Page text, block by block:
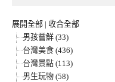
展開全部 | 收合全部
男孩嘗鮮 (33)
台灣美食 (436)
台灣景點 (113)
男生玩物 (58)